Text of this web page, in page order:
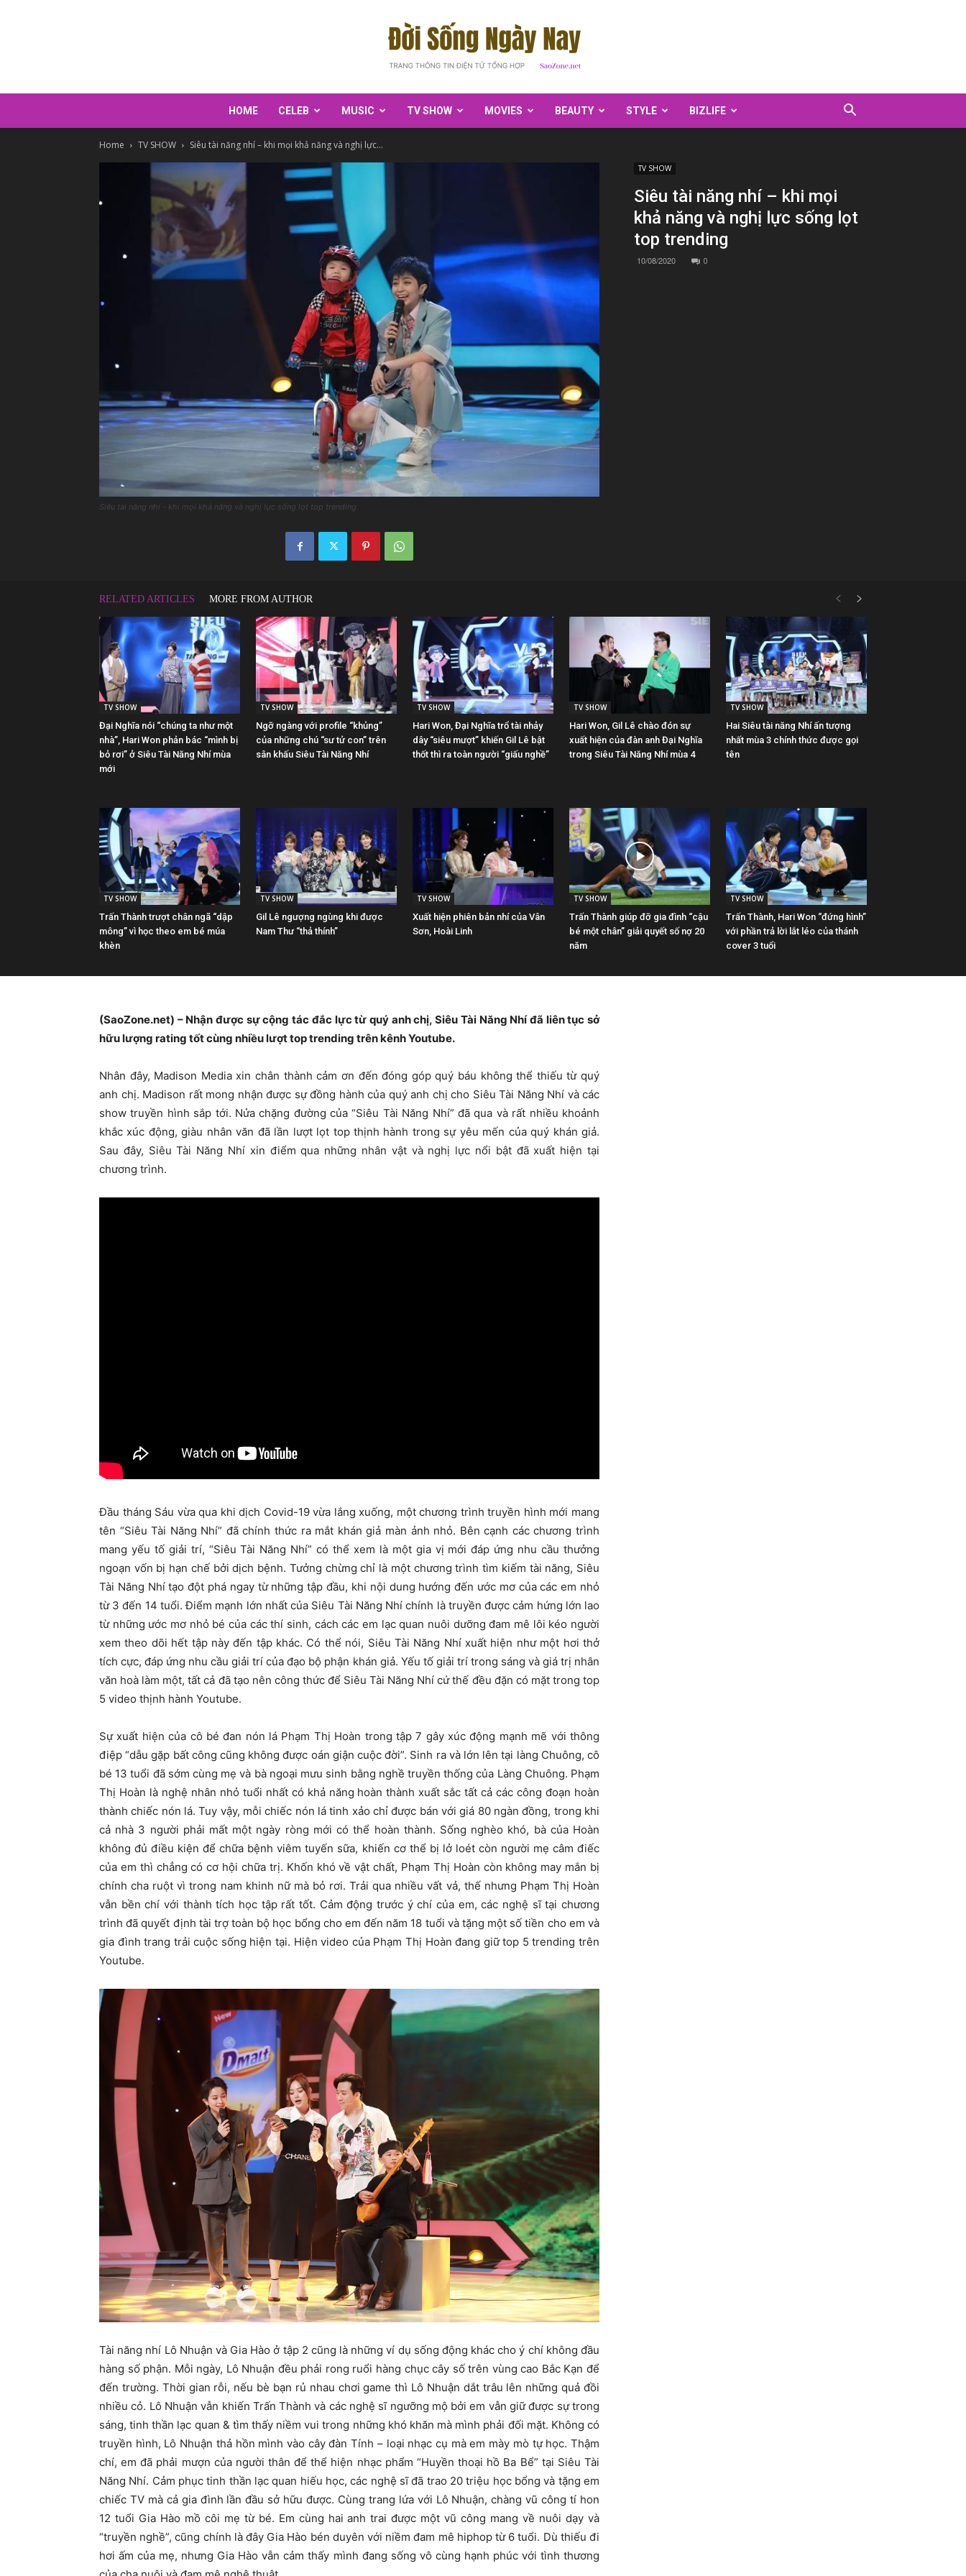
HOME CELEB MUSIC TV SHOW MOVIES BEAUTY STYLE BIZLIFE
Home TV SHOW Siêu tài năng nhí – khi mọi khả năng và nghị lực...
TV SHOW
Siêu tài năng nhí – khi mọi
khả năng và nghị lực sống lọt
top trending
10/08/2020 0
Siêu tài năng nhí - khi mọi khả năng và nghị lực sống lọt top trending
RELATED ARTICLES MORE FROM AUTHOR
TV SHOW
Đại Nghĩa nói “chúng ta như một
nhà”, Hari Won phản bác “mình bị
bỏ rơi” ở Siêu Tài Năng Nhí mùa
mới
TV SHOW
Ngỡ ngàng với profile “khủng”
của những chú “sư tử con” trên
sân khấu Siêu Tài Năng Nhí
TV SHOW
Hari Won, Đại Nghĩa trổ tài nhảy
dây “siêu mượt” khiến Gil Lê bật
thốt thì ra toàn người “giấu nghề”
TV SHOW
Hari Won, Gil Lê chào đón sự
xuất hiện của đàn anh Đại Nghĩa
trong Siêu Tài Năng Nhí mùa 4
TV SHOW
Hai Siêu tài năng Nhí ấn tượng
nhất mùa 3 chính thức được gọi
tên
TV SHOW
Trấn Thành trượt chân ngã “dập
mông” vì học theo em bé múa
khèn
TV SHOW
Gil Lê ngượng ngùng khi được
Nam Thư “thả thính”
TV SHOW
Xuất hiện phiên bản nhí của Vân
Sơn, Hoài Linh
TV SHOW
Trấn Thành giúp đỡ gia đình “cậu
bé một chân” giải quyết số nợ 20
năm
TV SHOW
Trấn Thành, Hari Won “đứng hình”
với phần trả lời lắt léo của thánh
cover 3 tuổi
(SaoZone.net) – Nhận được sự cộng tác đắc lực từ quý anh chị, Siêu Tài Năng Nhí đã liên tục sở
hữu lượng rating tốt cùng nhiều lượt top trending trên kênh Youtube.
Nhân đây, Madison Media xin chân thành cảm ơn đến đóng góp quý báu không thể thiếu từ quý
anh chị. Madison rất mong nhận được sự đồng hành của quý anh chị cho Siêu Tài Năng Nhí và các
show truyền hình sắp tới. Nửa chặng đường của “Siêu Tài Năng Nhí” đã qua và rất nhiều khoảnh
khắc xúc động, giàu nhân văn đã lần lượt lọt top thịnh hành trong sự yêu mến của quý khán giả.
Sau đây, Siêu Tài Năng Nhí xin điểm qua những nhân vật và nghị lực nổi bật đã xuất hiện tại
chương trình.
Đầu tháng Sáu vừa qua khi dịch Covid-19 vừa lắng xuống, một chương trình truyền hình mới mang
tên “Siêu Tài Năng Nhí” đã chính thức ra mắt khán giả màn ảnh nhỏ. Bên cạnh các chương trình
mang yếu tố giải trí, “Siêu Tài Năng Nhí” có thể xem là một gia vị mới đáp ứng nhu cầu thưởng
ngoạn vốn bị hạn chế bởi dịch bệnh. Tưởng chừng chỉ là một chương trình tìm kiếm tài năng, Siêu
Tài Năng Nhí tạo đột phá ngay từ những tập đầu, khi nội dung hướng đến ước mơ của các em nhỏ
từ 3 đến 14 tuổi. Điểm mạnh lớn nhất của Siêu Tài Năng Nhí chính là truyền được cảm hứng lớn lao
từ những ước mơ nhỏ bé của các thí sinh, cách các em lạc quan nuôi dưỡng đam mê lôi kéo người
xem theo dõi hết tập này đến tập khác. Có thể nói, Siêu Tài Năng Nhí xuất hiện như một hơi thở
tích cực, đáp ứng nhu cầu giải trí của đạo bộ phận khán giả. Yếu tố giải trí trong sáng và giá trị nhân
văn hoà làm một, tất cả đã tạo nên công thức để Siêu Tài Năng Nhí cứ thế đều đặn có mặt trong top
5 video thịnh hành Youtube.
Sự xuất hiện của cô bé đan nón lá Phạm Thị Hoàn trong tập 7 gây xúc động mạnh mẽ với thông
điệp “dẫu gặp bất công cũng không được oán giận cuộc đời”. Sinh ra và lớn lên tại làng Chuông, cô
bé 13 tuổi đã sớm cùng mẹ và bà ngoại mưu sinh bằng nghề truyền thống của Làng Chuông. Phạm
Thị Hoàn là nghệ nhân nhỏ tuổi nhất có khả năng hoàn thành xuất sắc tất cả các công đoạn hoàn
thành chiếc nón lá. Tuy vậy, mỗi chiếc nón lá tinh xảo chỉ được bán với giá 80 ngàn đồng, trong khi
cả nhà 3 người phải mất một ngày ròng mới có thể hoàn thành. Sống nghèo khó, bà của Hoàn
không đủ điều kiện để chữa bệnh viêm tuyến sữa, khiến cơ thể bị lở loét còn người mẹ câm điếc
của em thì chẳng có cơ hội chữa trị. Khốn khó về vật chất, Phạm Thị Hoàn còn không may mắn bị
chính cha ruột vì trong nam khinh nữ mà bỏ rơi. Trải qua nhiều vất vả, thế nhưng Phạm Thị Hoàn
vẫn bền chí với thành tích học tập rất tốt. Cảm động trước ý chí của em, các nghệ sĩ tại chương
trình đã quyết định tài trợ toàn bộ học bổng cho em đến năm 18 tuổi và tặng một số tiền cho em và
gia đình trang trải cuộc sống hiện tại. Hiện video của Phạm Thị Hoàn đang giữ top 5 trending trên
Youtube.
Tài năng nhí Lô Nhuận và Gia Hào ở tập 2 cũng là những ví dụ sống động khác cho ý chí không đầu
hàng số phận. Mỗi ngày, Lô Nhuận đều phải rong ruổi hàng chục cây số trên vùng cao Bắc Kạn để
đến trường. Thời gian rỗi, nếu bè bạn rủ nhau chơi game thì Lô Nhuận dắt trâu lên những quả đồi
nhiều cỏ. Lô Nhuận vẫn khiến Trấn Thành và các nghệ sĩ ngưỡng mộ bởi em vẫn giữ được sự trong
sáng, tinh thần lạc quan & tìm thấy niềm vui trong những khó khăn mà mình phải đối mặt. Không có
truyền hình, Lô Nhuận thả hồn mình vào cây đàn Tính – loại nhạc cụ mà em mày mò tự học. Thậm
chí, em đã phải mượn của người thân để thể hiện nhạc phẩm “Huyền thoại hồ Ba Bể” tại Siêu Tài
Năng Nhí. Cảm phục tinh thần lạc quan hiếu học, các nghệ sĩ đã trao 20 triệu học bổng và tặng em
chiếc TV mà cả gia đình lần đầu sở hữu được. Cùng trang lứa với Lô Nhuận, chàng vũ công tí hon
12 tuổi Gia Hào mồ côi mẹ từ bé. Em cùng hai anh trai được một vũ công mang về nuôi dạy và
“truyền nghề”, cũng chính là đây Gia Hào bén duyên với niềm đam mê hiphop từ 6 tuổi. Dù thiếu đi
hơi ấm của mẹ, nhưng Gia Hào vẫn cảm thấy mình đang sống vô cùng hạnh phúc với tình thương